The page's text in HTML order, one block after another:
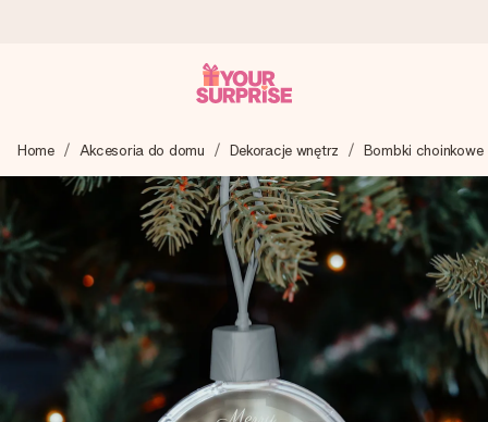
Tworzymy Twój prezent z troską i wysyłamy go w mgnieniu
oka – dzięki czemu możesz go dać dokładnie we
właściwym momencie, kiedy ma to największe znaczenie
4,7 (na podstawie +15 000 opinii)
Nasze prezenty inspirują. Klienci oceniają nas na 4,7 w
Google Reviews.
Home Akcesoria do domu Dekoracje wnętrz Bombki choinkowe